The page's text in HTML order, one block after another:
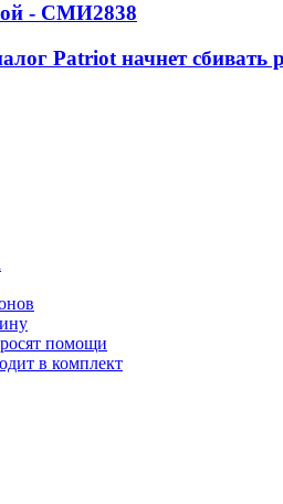
- СМИ2838
Patriot начнет сбивать
помощи
в комплект